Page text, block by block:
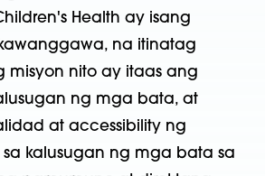
Health ay isang
na itinatag
misyon nito ay itaas ang
ng mga bata, at
at accessibility ng
kalusugan ng mga bata sa